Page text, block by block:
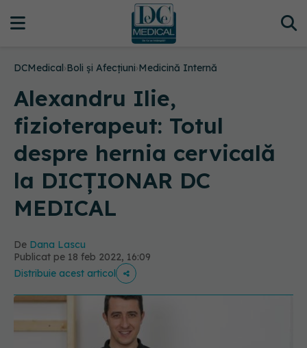
DCMedical›Boli și Afecțiuni›Medicină Internă
Alexandru Ilie,
fizioterapeut: Totul
despre hernia cervicală
la DICȚIONAR DC
MEDICAL
De Dana Lascu
Publicat pe 18 feb 2022, 16:09
Distribuie acest articol